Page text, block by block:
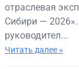
отраслевая
Сибири —
руководител...
Читать далее »